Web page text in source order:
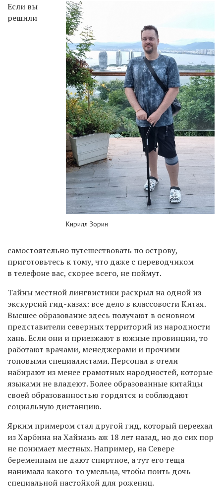
Кирилл Зорин
Если вы
решили
самостоятельно путешествовать по острову,
приготовьтесь к тому, что даже с переводчиком
в телефоне вас, скорее всего, не поймут.
Тайны местной лингвистики раскрыл на одной из
экскурсий гид-казах: все дело в классовости Китая.
Высшее образование здесь получают в основном
представители северных территорий из народности
хань. Если они и приезжают в южные провинции, то
работают врачами, менеджерами и прочими
топовыми специалистами. Персонал в отели
набирают из менее грамотных народностей, которые
языками не владеют. Более образованные китайцы
своей образованностью гордятся и соблюдают
социальную дистанцию.
Ярким примером стал другой гид, который переехал
из Харбина на Хайнань аж 18 лет назад, но до сих пор
не понимает местных. Например, на Севере
беременным не дают спиртное, а тут его теща
нанимала какого-то умельца, чтобы поить дочь
специальной настойкой для рожениц.